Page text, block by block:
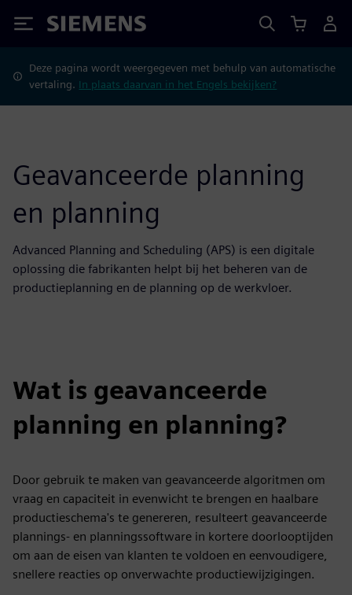
Siemens
Deze pagina wordt weergegeven met behulp van automatische
vertaling. In plaats daarvan in het Engels bekijken?
Geavanceerde planning
en planning
Advanced Planning and Scheduling (APS) is een digitale
oplossing die fabrikanten helpt bij het beheren van de
productieplanning en de planning op de werkvloer.
Wat is geavanceerde
planning en planning?
Door gebruik te maken van geavanceerde algoritmen om
vraag en capaciteit in evenwicht te brengen en haalbare
productieschema's te genereren, resulteert geavanceerde
plannings- en planningssoftware in kortere doorlooptijden
om aan de eisen van klanten te voldoen en eenvoudigere,
snellere reacties op onverwachte productiewijzigingen.